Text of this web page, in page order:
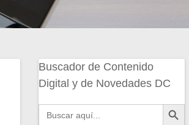
Buscador de Contenido
Digital y de Novedades DC
Buscar: Botón de